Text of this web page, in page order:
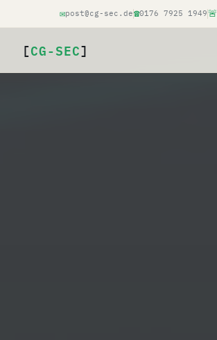
✉post@cg-sec.de☎0176 7925 1949🚨
[CG-SEC]